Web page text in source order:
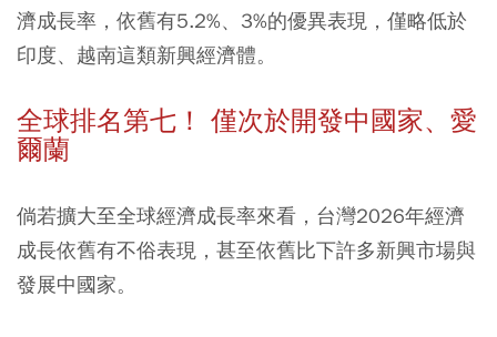
濟成長率，依舊有5.2%、3%的優異表現，僅略低於
印度、越南這類新興經濟體。
全球排名第七！ 僅次於開發中國家、愛
爾蘭
倘若擴大至全球經濟成長率來看，台灣2026年經濟
成長依舊有不俗表現，甚至依舊比下許多新興市場與
發展中國家。